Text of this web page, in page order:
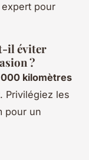
pour
il éviter
?
000 kilomètres
Privilégiez les
pour un